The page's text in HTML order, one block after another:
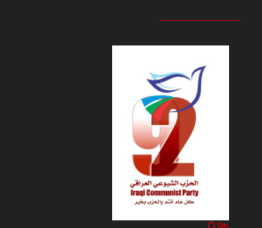
--------------------